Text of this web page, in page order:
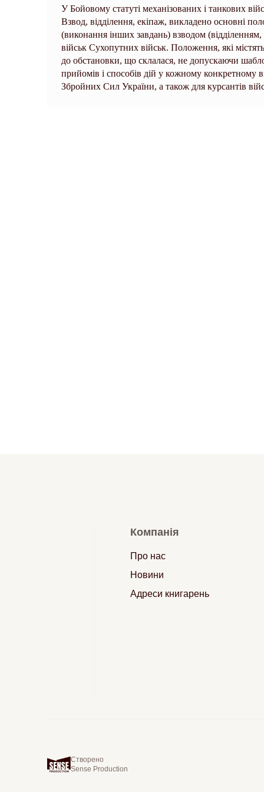
У Бойовому статуті механізованих і танкових
Взвод, відділення, екіпаж, викладено основні
(виконання інших завдань) взводом (відділенням,
військ Сухопутних військ. Положення, які
до обстановки, що склалася, не допускаючи
прийомів і способів дій у кожному конкретному
Збройних Сил України, а також для курсантів
Компанія
Про нас
Новини
Адреси книгарень
Створено
Sense Production